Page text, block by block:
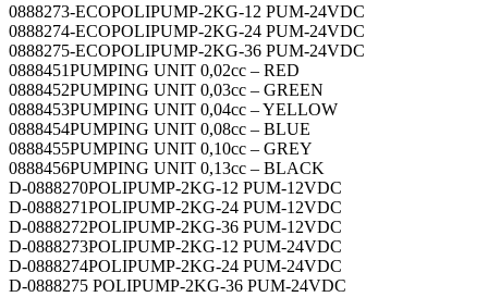
0888273-ECOPOLIPUMP-2KG-12 PUM-24VDC
0888274-ECOPOLIPUMP-2KG-24 PUM-24VDC
0888275-ECOPOLIPUMP-2KG-36 PUM-24VDC
0888451PUMPING UNIT 0,02cc – RED
0888452PUMPING UNIT 0,03cc – GREEN
0888453PUMPING UNIT 0,04cc – YELLOW
0888454PUMPING UNIT 0,08cc – BLUE
0888455PUMPING UNIT 0,10cc – GREY
0888456PUMPING UNIT 0,13cc – BLACK
D-0888270POLIPUMP-2KG-12 PUM-12VDC
D-0888271POLIPUMP-2KG-24 PUM-12VDC
D-0888272POLIPUMP-2KG-36 PUM-12VDC
D-0888273POLIPUMP-2KG-12 PUM-24VDC
D-0888274POLIPUMP-2KG-24 PUM-24VDC
D-0888275 POLIPUMP-2KG-36 PUM-24VDC